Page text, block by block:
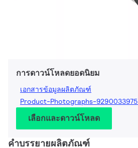
การดาวน์โหลดยอดนิยม
เอกสารข้อมูลผลิตภัณฑ์
Product-Photographs-
เลือกและดาวน์โหลด
คำบรรยายผลิตภัณฑ์